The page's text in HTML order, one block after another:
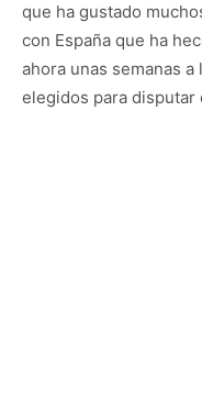
que ha gustado
con España que ha
ahora unas semanas
elegidos para disputar